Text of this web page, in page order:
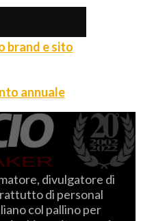
brand e sito
annuale
divulgatore di
di personal
col pallino per